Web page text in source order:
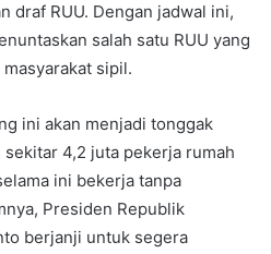
draf RUU. Dengan jadwal ini,
salah satu RUU yang
sipil.
ini akan menjadi tonggak
4,2 juta pekerja rumah
ini bekerja tanpa
Presiden Republik
berjanji untuk segera